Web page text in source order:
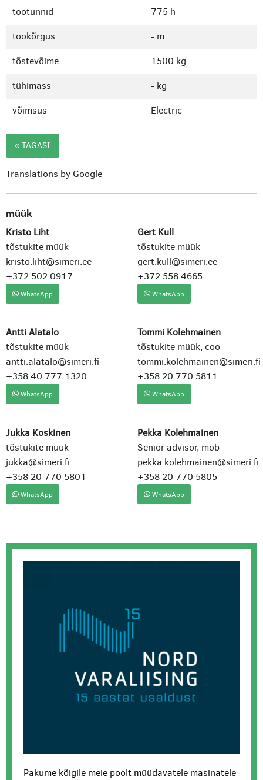
töötunnid
775 h
töökõrgus
- m
tõstevõime
1500 kg
tühimass
- kg
võimsus
Electric
« TAGASI
Translations by Google
müük
Kristo Liht
tõstukite müük
kristo.liht@simeri.ee
+372 502 0917
WhatsApp
Gert Kull
tõstukite müük
gert.kull@simeri.ee
+372 558 4665
WhatsApp
Antti Alatalo
tõstukite müük
antti.alatalo@simeri.fi
+358 40 777 1320
WhatsApp
Tommi Kolehmainen
tõstukite müük, coo
tommi.kolehmainen@simeri.fi
+358 20 770 5811
WhatsApp
Jukka Koskinen
tõstukite müük
jukka@simeri.fi
+358 20 770 5801
WhatsApp
Pekka Kolehmainen
Senior advisor, mob
pekka.kolehmainen@simeri.fi
+358 20 770 5805
WhatsApp
Pakume kõigile meie poolt müüdavatele masinatele